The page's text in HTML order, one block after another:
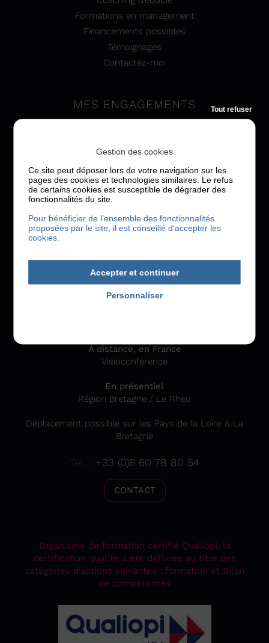
Formations en management
Financements possibles
Témoignages
Contactez-moi
MES ENGAGEMENTS
entrepreneurs, dirigeants, managers, cadres,
équipes…Mes engagements.
QUADRA RÉSONANCE
À distance, en France
Visioconférence
En présentiel
Région Bretagne / Le Rheu
Déplacement possible sur les Pays de la Loire & La
Bretagne
Tél. : +33 (0)6 60 78 80 54
CONTACT
Organisme de formation certifié Qualiopi, la
certification qualité a été délivrée au titre des
catégories d’actions suivantes : formation et Bilan
de compétences
Gestion des cookies
Ce site peut déposer lors de votre navigation sur les
pages des cookies et technologies similaires. Le refus
de certains cookies est susceptible de dégrader des
fonctionnalités du site.
Pour bénéficier de l’ensemble des fonctionnalités
proposées par le site, il est conseillé d'accepter les
cookies.
Accepter et continuer
Tout refuser
Personnaliser